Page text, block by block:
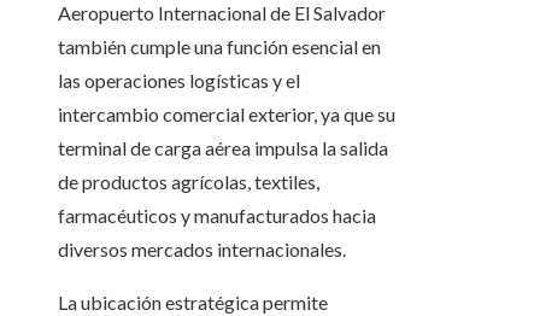
Aeropuerto Internacional de El Salvador
también cumple una función esencial en
las operaciones logísticas y el
intercambio comercial exterior, ya que su
terminal de carga aérea impulsa la salida
de productos agrícolas, textiles,
farmacéuticos y manufacturados hacia
diversos mercados internacionales.
La ubicación estratégica permite